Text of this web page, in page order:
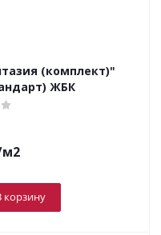
(комплект)"
ЖБК
корзину